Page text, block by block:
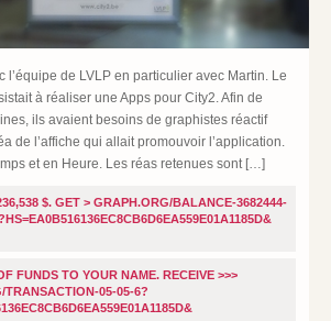
l’équipe de LVLP en particulier avec Martin. Le
à réaliser une Apps pour City2. Afin de
ils avaient besoins de graphistes réactif
de l’affiche qui allait promouvoir l’application.
et en Heure. Les réas retenues sont […]
$. GET > GRAPH.ORG/BALANCE-3682444-
FUNDS TO YOUR NAME. RECEIVE >>>
TRANSACTION-05-05-6?